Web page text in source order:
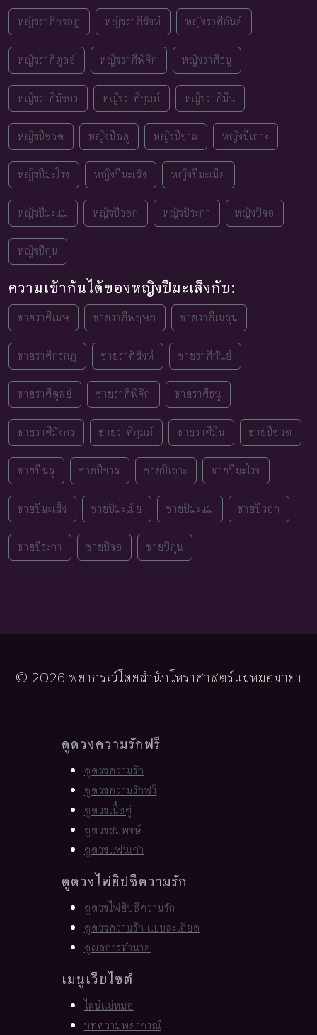
หญิงราศีกรกฎ หญิงราศีสิงห์ หญิงราศีกันย์
หญิงราศีตุลย์ หญิงราศีพิจิก หญิงราศีธนู
หญิงราศีมังกร หญิงราศีกุมภ์ หญิงราศีมีน
หญิงปีชวด หญิงปีฉลู หญิงปีขาล หญิงปีเถาะ
หญิงปีมะโรง หญิงปีมะเส็ง หญิงปีมะเมีย
หญิงปีมะแม หญิงปีวอก หญิงปีระกา หญิงปีจอ
หญิงปีกุน
ความเข้ากันได้ของหญิงปีมะเส็งกับ:
ชายราศีเมษ ชายราศีพฤษภ ชายราศีเมถุน
ชายราศีกรกฎ ชายราศีสิงห์ ชายราศีกันย์
ชายราศีตุลย์ ชายราศีพิจิก ชายราศีธนู
ชายราศีมังกร ชายราศีกุมภ์ ชายราศีมีน ชายปีชวด
ชายปีฉลู ชายปีขาล ชายปีเถาะ ชายปีมะโรง
ชายปีมะเส็ง ชายปีมะเมีย ชายปีมะแม ชายปีวอก
ชายปีระกา ชายปีจอ ชายปีกุน
© 2026 พยากรณ์โดยสำนักโหราศาสตร์แม่หมอมายา
ดูดวงความรักฟรี
ดูดวงความรัก
ดูดวงความรักฟรี
ดูดวงเนื้อคู่
ดูดวงสมพงษ์
ดูดวงแฟนเก่า
ดูดวงไพ่ยิปซีความรัก
ดูดวงไพ่ยิปซีความรัก
ดูดวงความรัก แบบละเอียด
ดูผลการทำนาย
เมนูเว็บไซต์
ไลน์แม่หมอ
บทความพยากรณ์